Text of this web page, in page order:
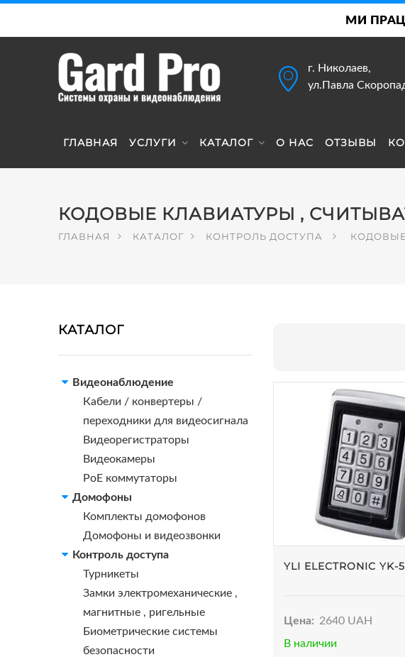
МИ
г. Николаев,
ул.Павла
ГЛАВНАЯ УСЛУГИ КАТАЛОГ О НАС ОТЗЫВЫ
КОДОВЫЕ КЛАВИАТУРЫ ,
ГЛАВНАЯ КАТАЛОГ КОНТРОЛЬ ДОСТУПА
КАТАЛОГ
Видеонаблюдение
Кабели / конвертеры /
переходники для видеосигнала
Видеорегистраторы
Видеокамеры
PoE коммутаторы
Домофоны
Комплекты домофонов
Домофоны и видеозвонки
Контроль доступа
Турникеты
Замки электромеханические ,
магнитные , ригельные
Биометрические системы
безопасности
YLI ELECTRONIC YK-
Цена: 2640 UAH
В наличии